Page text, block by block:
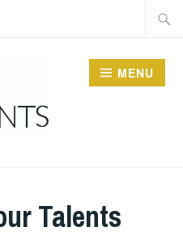
HR
MENU
Talents